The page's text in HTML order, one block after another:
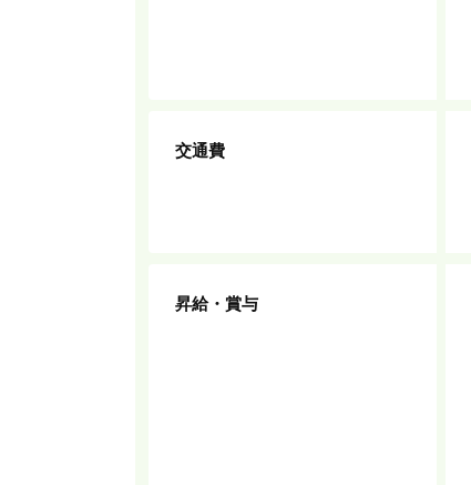
SYSTEM
交通費
昇給・賞与